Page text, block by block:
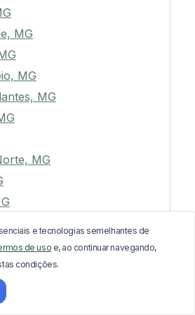
MG
MG
MG
MG
MG
e tecnologias semelhantes de
de uso e, ao continuar navegando,
condições.